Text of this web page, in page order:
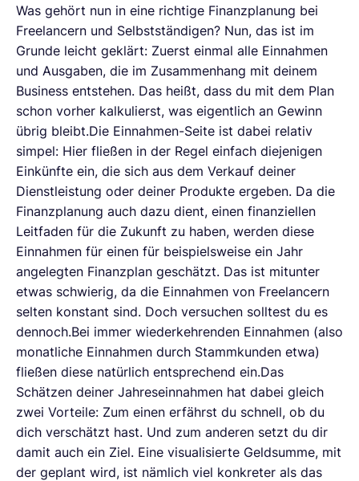
Was gehört nun in eine richtige Finanzplanung bei
Freelancern und Selbstständigen? Nun, das ist im
Grunde leicht geklärt: Zuerst einmal alle Einnahmen
und Ausgaben, die im Zusammenhang mit deinem
Business entstehen. Das heißt, dass du mit dem Plan
schon vorher kalkulierst, was eigentlich an Gewinn
übrig bleibt.Die Einnahmen-Seite ist dabei relativ
simpel: Hier fließen in der Regel einfach diejenigen
Einkünfte ein, die sich aus dem Verkauf deiner
Dienstleistung oder deiner Produkte ergeben. Da die
Finanzplanung auch dazu dient, einen finanziellen
Leitfaden für die Zukunft zu haben, werden diese
Einnahmen für einen für beispielsweise ein Jahr
angelegten Finanzplan geschätzt. Das ist mitunter
etwas schwierig, da die Einnahmen von Freelancern
selten konstant sind. Doch versuchen solltest du es
dennoch.Bei immer wiederkehrenden Einnahmen (also
monatliche Einnahmen durch Stammkunden etwa)
fließen diese natürlich entsprechend ein.Das
Schätzen deiner Jahreseinnahmen hat dabei gleich
zwei Vorteile: Zum einen erfährst du schnell, ob du
dich verschätzt hast. Und zum anderen setzt du dir
damit auch ein Ziel. Eine visualisierte Geldsumme, mit
der geplant wird, ist nämlich viel konkreter als das